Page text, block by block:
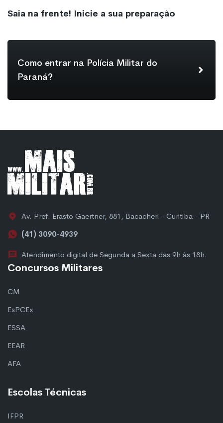
Saia na frente! Inicie a sua preparação
Como entrar na Polícia Militar do
Paraná?
Av. Pref. Erasto Gaertner, 881, Bacacheri - Curitiba - PR
(41) 3090-4939
Atendimento digital de Segunda a Sexta das 9h às 18h.
Concursos Militares
CM
EsPCEx
ESSA
EEAR
AFA
Escolas Técnicas
IFPR